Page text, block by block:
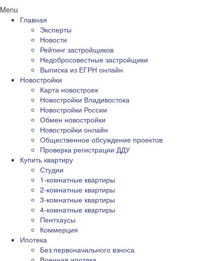
Menu
Главная
Эксперты
Новости
Рейтинг застройщиков
Недобросовестные застройщики
Выписка из ЕГРН онлайн
Новостройки
Карта новостроек
Новостройки Владивостока
Новостройки России
Обмен новостройки
Новостройки онлайн
Общественное обсуждение проектов
Проверка регистрации ДДУ
Купить квартиру
Студии
1-комнатные квартиры
2-комнатные квартиры
3-комнатные квартиры
4-комнатные квартиры
Пентхаусы
Коммерция
Ипотека
Без первоначального взноса